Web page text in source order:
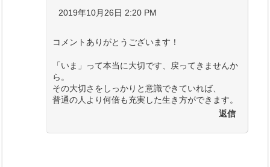
2019年10月26日 2:20 PM
コメントありがとうございます！
「いま」って本当に大切です、戻ってきませんか
ら。
その大切さをしっかりと意識できていれば、
普通の人より何倍も充実した生き方ができます。
返信